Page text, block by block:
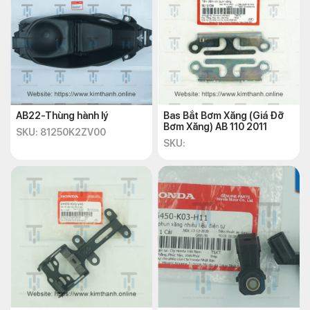
AB22-Thùng hành lý
SKU: 81250K2ZV00
Bas Bắt Bơm Xăng (Giá Đỡ
Bơm Xăng) AB 110 2011
SKU: